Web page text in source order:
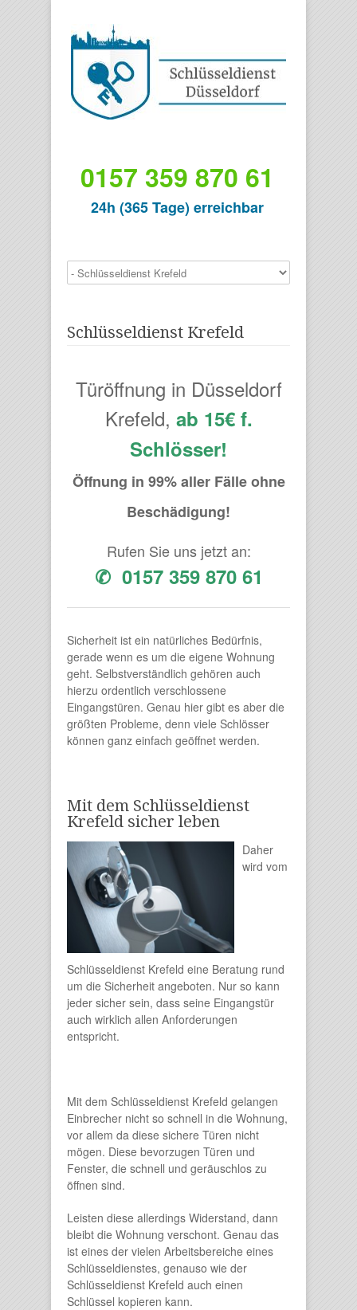
0157 359 870 61
24h (365 Tage) erreichbar
Schlüsseldienst Krefeld
Türöffnung in Düsseldorf
Krefeld, ab 15€ f.
Schlösser!
Öffnung in 99% aller Fälle ohne
Beschädigung!
Rufen Sie uns jetzt an:
✆ 0157 359 870 61
Sicherheit ist ein natürliches Bedürfnis,
gerade wenn es um die eigene Wohnung
geht. Selbstverständlich gehören auch
hierzu ordentlich verschlossene
Eingangstüren. Genau hier gibt es aber die
größten Probleme, denn viele Schlösser
können ganz einfach geöffnet werden.
Mit dem Schlüsseldienst
Krefeld sicher leben
Daher
wird vom
Schlüsseldienst Krefeld eine Beratung rund
um die Sicherheit angeboten. Nur so kann
jeder sicher sein, dass seine Eingangstür
auch wirklich allen Anforderungen
entspricht.
Mit dem Schlüsseldienst Krefeld gelangen
Einbrecher nicht so schnell in die Wohnung,
vor allem da diese sichere Türen nicht
mögen. Diese bevorzugen Türen und
Fenster, die schnell und geräuschlos zu
öffnen sind.
Leisten diese allerdings Widerstand, dann
bleibt die Wohnung verschont. Genau das
ist eines der vielen Arbeitsbereiche eines
Schlüsseldienstes, genauso wie der
Schlüsseldienst Krefeld auch einen
Schlüssel kopieren kann.